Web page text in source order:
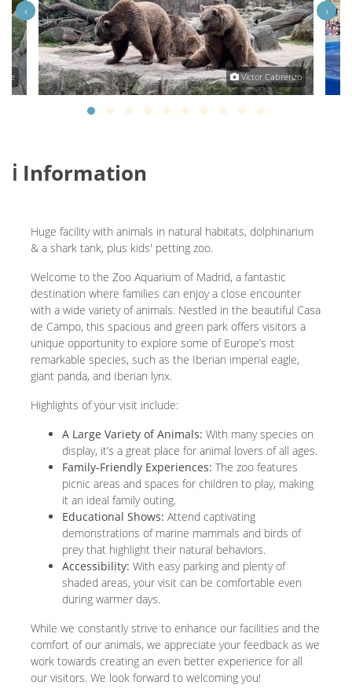
Victor Cabrerizo
‹ ›
ℹ️ Information
Huge facility with animals in natural habitats, dolphinarium
& a shark tank, plus kids' petting zoo.
Welcome to the Zoo Aquarium of Madrid, a fantastic
destination where families can enjoy a close encounter
with a wide variety of animals. Nestled in the beautiful Casa
de Campo, this spacious and green park offers visitors a
unique opportunity to explore some of Europe’s most
remarkable species, such as the Iberian imperial eagle,
giant panda, and Iberian lynx.
Highlights of your visit include:
A Large Variety of Animals: With many species on
display, it’s a great place for animal lovers of all ages.
Family-Friendly Experiences: The zoo features
picnic areas and spaces for children to play, making
it an ideal family outing.
Educational Shows: Attend captivating
demonstrations of marine mammals and birds of
prey that highlight their natural behaviors.
Accessibility: With easy parking and plenty of
shaded areas, your visit can be comfortable even
during warmer days.
While we constantly strive to enhance our facilities and the
comfort of our animals, we appreciate your feedback as we
work towards creating an even better experience for all
our visitors. We look forward to welcoming you!